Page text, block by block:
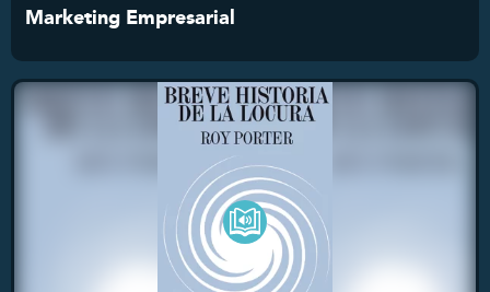
Marketing Empresarial